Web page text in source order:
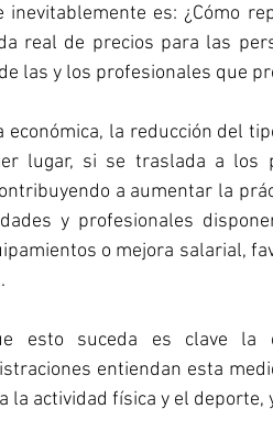
es: ¿Cómo
real de precios para las
las y los profesionales que
económica, la reducción del
lugar, si se traslada a los
a aumentar la
y profesionales
o mejora salarial,
esto suceda es clave la
entiendan esta
la actividad física y el